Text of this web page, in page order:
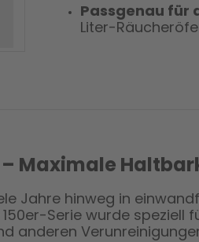
Passgenau für
Liter-
Maximale
Jahre hinweg in
Serie wurde
anderen